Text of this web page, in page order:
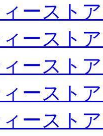
ースト
ースト
ースト
ースト
ースト